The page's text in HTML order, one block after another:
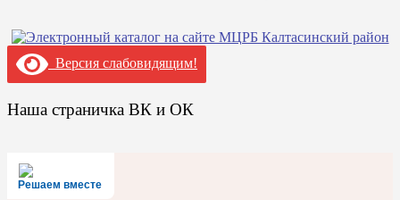
Версия слабовидящим!
Наша страничка ВК и ОК
Решаем вместе